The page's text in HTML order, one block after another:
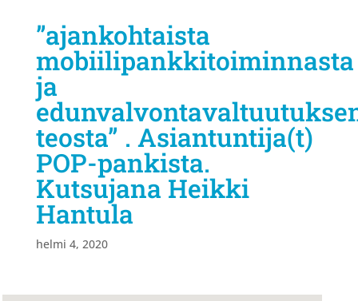
”ajankohtaista
mobiilipankkitoiminnasta
ja
teosta” . Asiantuntija(t)
POP-pankista.
Kutsujana Heikki
Hantula
helmi 4, 2020